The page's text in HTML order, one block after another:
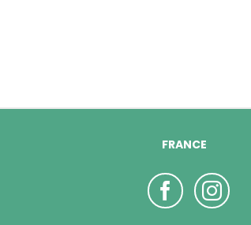
FRANCE